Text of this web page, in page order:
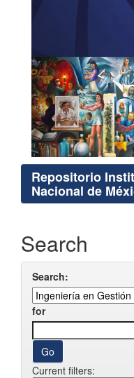
Repositorio
Nacional de
Search
Search:
for
Current filters: